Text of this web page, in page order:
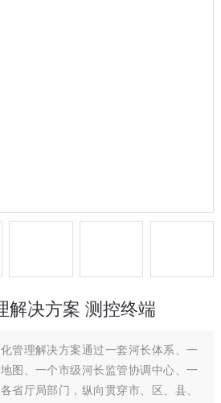
解决方案 测控终端
管理解决方案通过一套河长体系、一
图、一个市级河长监管协调中心、一
省厅局部门，纵向贯穿市、区、县、